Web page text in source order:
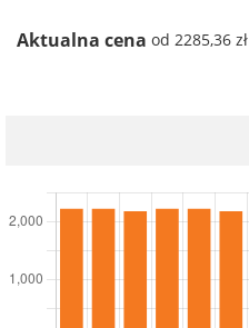
Aktualna cena od 2285,36 zł